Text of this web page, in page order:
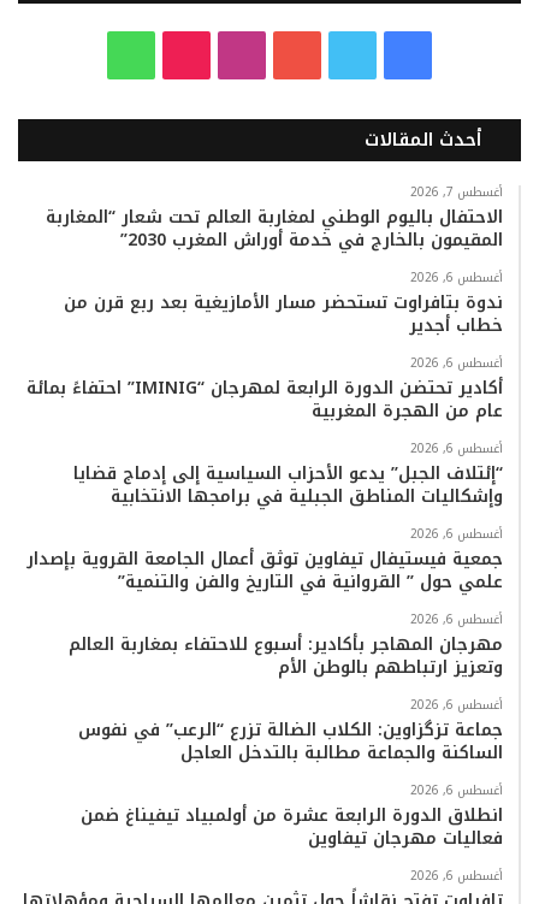
س
و
ك
ي
ت
ر
ت
ي
و
ب
س
ت
ق
ر
م
k
o
k
ت
س
ب
أحدث المقالات
أغسطس 7, 2026
الاحتفال باليوم الوطني لمغاربة العالم تحت شعار “المغاربة
المقيمون بالخارج في خدمة أوراش المغرب 2030”
أغسطس 6, 2026
ندوة بتافراوت تستحضر مسار الأمازيغية بعد ربع قرن من
خطاب أجدير
أغسطس 6, 2026
أكادير تحتضن الدورة الرابعة لمهرجان “IMINIG” احتفاءً بمائة
عام من الهجرة المغربية
أغسطس 6, 2026
“إئتلاف الجبل” يدعو الأحزاب السياسية إلى إدماج قضايا
وإشكاليات المناطق الجبلية في برامجها الانتخابية
أغسطس 6, 2026
جمعية فيستيفال تيفاوين توثق أعمال الجامعة القروية بإصدار
علمي حول ” القروانية في التاريخ والفن والتنمية”
أغسطس 6, 2026
مهرجان المهاجر بأكادير: أسبوع للاحتفاء بمغاربة العالم
وتعزيز ارتباطهم بالوطن الأم
أغسطس 6, 2026
جماعة تزگزاوين: الكلاب الضالة تزرع “الرعب” في نفوس
الساكنة والجماعة مطالبة بالتدخل العاجل
أغسطس 6, 2026
انطلاق الدورة الرابعة عشرة من أولمبياد تيفيناغ ضمن
فعاليات مهرجان تيفاوين
أغسطس 6, 2026